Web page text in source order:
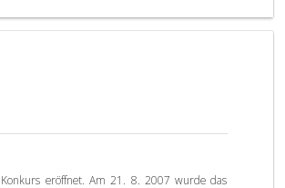
eröffnet. Am 21. 8. 2007 wurde das